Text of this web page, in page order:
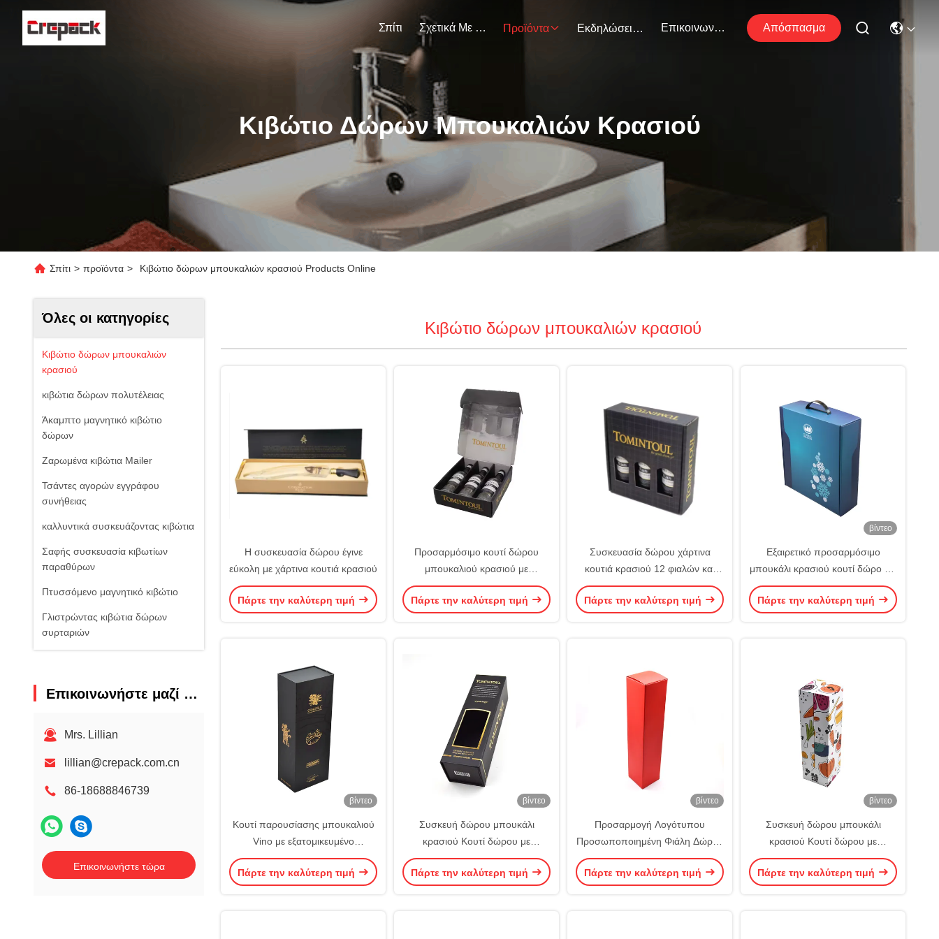
Σπίτι Σχετικά Με Εμάς Προϊόντα Εκδηλώσεις Επικοινωνήστε Μαζί Μας Απόσπασμα
Κιβώτιο Δώρων Μπουκαλιών Κρασιού
Σπίτι > προϊόντα > Κιβώτιο δώρων μπουκαλιών κρασιού Products Online
Όλες οι κατηγορίες
Κιβώτιο δώρων μπουκαλιών
κρασιού
κιβώτια δώρων πολυτέλειας
Άκαμπτο μαγνητικό κιβώτιο
δώρων
Ζαρωμένα κιβώτια Mailer
Τσάντες αγορών εγγράφου
συνήθειας
καλλυντικά συσκευάζοντας κιβώτια
Σαφής συσκευασία κιβωτίων
παραθύρων
Πτυσσόμενο μαγνητικό κιβώτιο
Γλιστρώντας κιβώτια δώρων
συρταριών
Επικοινωνήστε μαζί μας
Mrs. Lillian
lillian@crepack.com.cn
86-18688846739
Επικοινωνήστε τώρα
Κιβώτιο δώρων μπουκαλιών κρασιού
Η συσκευασία δώρου έγινε
εύκολη με χάρτινα κουτιά κρασιού
Πάρτε την καλύτερη τιμή
Προσαρμόσιμο κουτί δώρου
μπουκαλιού κρασιού με
προσαρμοσμένο λογότυπο
Πάρτε την καλύτερη τιμή
Συσκευασία δώρου χάρτινα
κουτιά κρασιού 12 φιαλών και
οικονομικά
Πάρτε την καλύτερη τιμή
βίντεο
Εξαιρετικό προσαρμόσιμο
μπουκάλι κρασιού κουτί δώρο για
εορτασμούς των εορτών
Πάρτε την καλύτερη τιμή
βίντεο
Κουτί παρουσίασης μπουκαλιού
Vino με εξατομικευμένο
προσωπικό λογότυπο
Πάρτε την καλύτερη τιμή
βίντεο
Συσκευή δώρου μπουκάλι
κρασιού Κουτί δώρου με
προσαρμόσιμο σχέδιο
Πάρτε την καλύτερη τιμή
βίντεο
Προσαρμογή Λογότυπου
Προσωποποιημένη Φιάλη Δώρου
Συσκευασία Κρασιού
Πάρτε την καλύτερη τιμή
βίντεο
Συσκευή δώρου μπουκάλι
κρασιού Κουτί δώρου με
προσαρμόσιμο λογότυπο
Πάρτε την καλύτερη τιμή